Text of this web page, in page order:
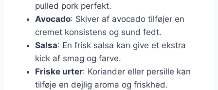
pulled pork perfekt.
Avocado: Skiver af avocado tilføjer en
cremet konsistens og sund fedt.
Salsa: En frisk salsa kan give et ekstra
kick af smag og farve.
Friske urter: Koriander eller persille kan
tilføje en dejlig aroma og friskhed.